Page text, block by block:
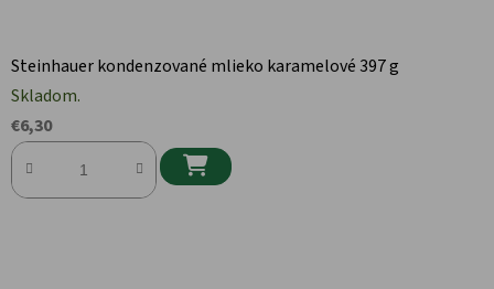
Steinhauer kondenzované mlieko karamelové 397 g
Skladom.
€6,30
